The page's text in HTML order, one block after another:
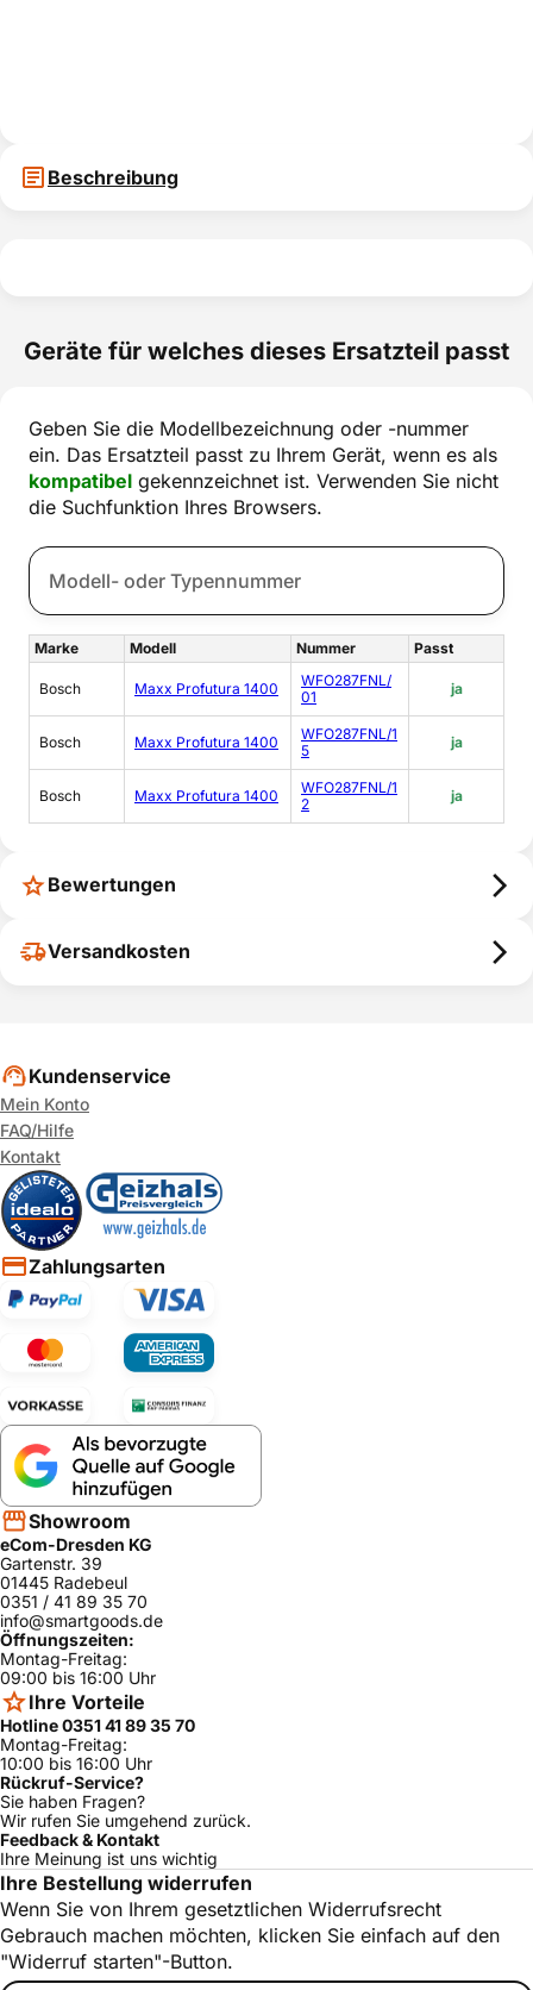
Beschreibung
Geräte für welches dieses Ersatzteil passt
Geben Sie die Modellbezeichnung oder -nummer
ein. Das Ersatzteil passt zu Ihrem Gerät, wenn es als
kompatibel gekennzeichnet ist. Verwenden Sie nicht
die Suchfunktion Ihres Browsers.
Marke Modell Nummer Passt
Bosch Maxx Profutura 1400
WFO287FNL/
01
ja
Bosch Maxx Profutura 1400
WFO287FNL/1
5
ja
Bosch Maxx Profutura 1400
WFO287FNL/1
2
ja
Bewertungen
Versandkosten
Kundenservice
Mein Konto
FAQ/Hilfe
Kontakt
Zahlungsarten
Showroom
eCom-Dresden KG
Gartenstr. 39
01445 Radebeul
0351 / 41 89 35 70
info@smartgoods.de
Öffnungszeiten:
Montag-Freitag:
09:00 bis 16:00 Uhr
Ihre Vorteile
Hotline 0351 41 89 35 70
Montag-Freitag:
10:00 bis 16:00 Uhr
Rückruf-Service?
Sie haben Fragen?
Wir rufen Sie umgehend zurück.
Feedback & Kontakt
Ihre Meinung ist uns wichtig
Ihre Bestellung widerrufen
Wenn Sie von Ihrem gesetztlichen Widerrufsrecht
Gebrauch machen möchten, klicken Sie einfach auf den
"Widerruf starten"-Button.